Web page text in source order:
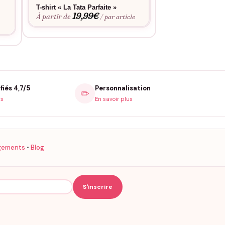
T-shirt « La Tata Parfaite »
À partir de19,99€ / par article
4,7/5 ✏️ Personnalisation
En savoir plus
• Blog